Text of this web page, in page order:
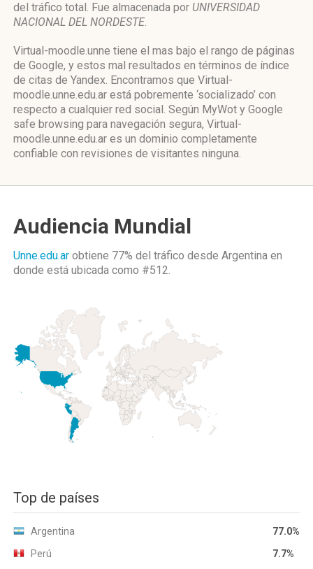
del tráfico total. Fue almacenada por UNIVERSIDAD
NACIONAL DEL NORDESTE.
Virtual-moodle.unne tiene el mas bajo el rango de páginas
de Google, y estos mal resultados en términos de índice
de citas de Yandex. Encontramos que Virtual-
moodle.unne.edu.ar está pobremente ‘socializado’ con
respecto a cualquier red social. Según MyWot y Google
safe browsing para navegación segura, Virtual-
moodle.unne.edu.ar es un dominio completamente
confiable con revisiones de visitantes ninguna.
Audiencia Mundial
Unne.edu.ar obtiene 77% del tráfico desde Argentina en
donde está ubicada como #512.
Top de países
Argentina
77.0%
Perú
7.7%